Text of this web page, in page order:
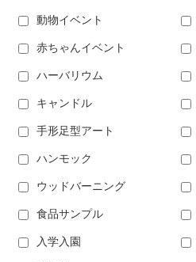
動物イベント
赤ちゃんイベント
ハーバリウム
キャンドル
手形足型アート
ハンモック
ウッドバーニング
食品サンプル
入学入園